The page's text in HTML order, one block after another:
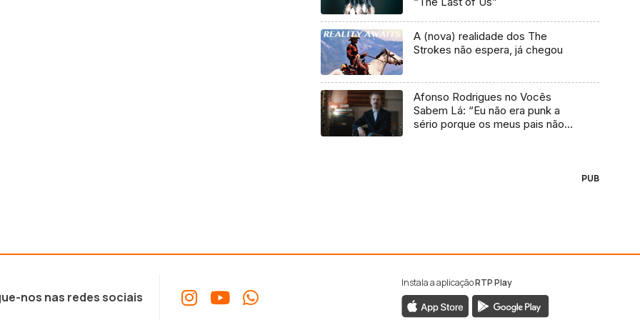
A (nova) realidade dos The
Strokes não espera, já chegou
Afonso Rodrigues no Vocês
Sabem Lá: “Eu não era punk a
sério porque os meus pais não
PUB
nos nas redes sociais
Instala a aplicaçãoRTP Play